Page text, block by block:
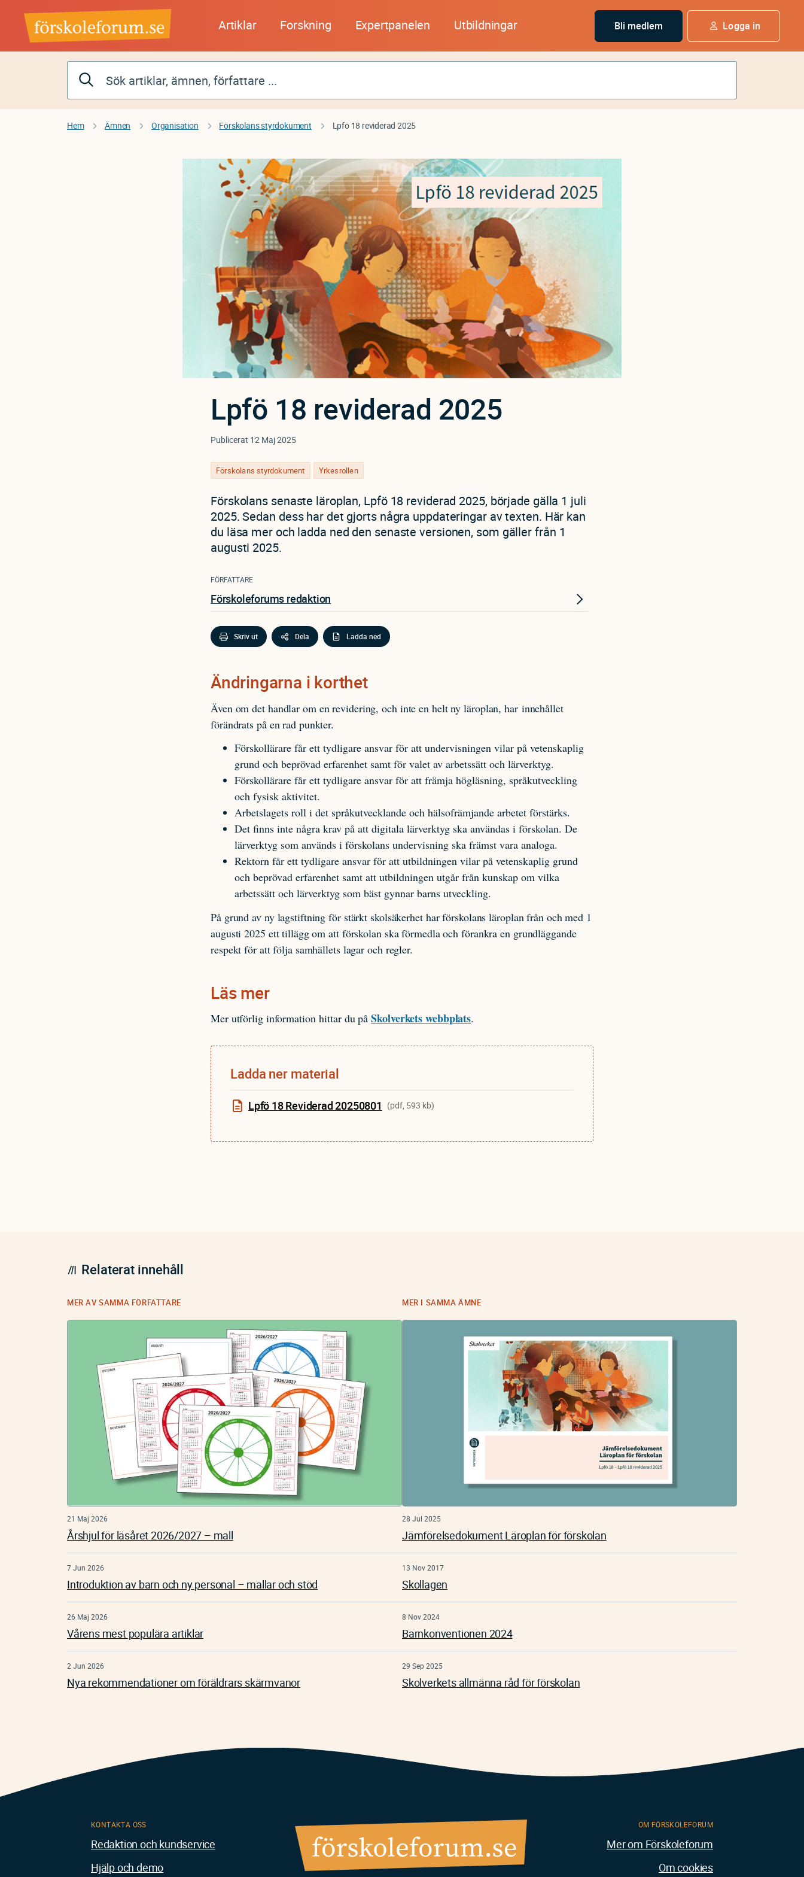
huvudinnehåll
Artiklar Forskning Expertpanelen Utbildningar Bli medlem Logga in
Hem Ämnen Organisation Förskolans styrdokument Lpfö 18 reviderad 2025
Lpfö 18 reviderad 2025
Publicerat 12 Maj 2025
Förskolans styrdokument Yrkesrollen
Förskolans senaste läroplan, Lpfö 18 reviderad 2025, började gälla 1 juli
2025. Sedan dess har det gjorts några uppdateringar av texten. Här kan
du läsa mer och ladda ned den senaste versionen, som gäller från 1
augusti 2025.
FÖRFATTARE
Förskoleforums redaktion
Skriv ut Dela Ladda ned
Ändringarna i korthet
Även om det handlar om en revidering, och inte en helt ny läroplan, har innehållet
förändrats på en rad punkter.
Förskollärare får ett tydligare ansvar för att undervisningen vilar på vetenskaplig
grund och beprövad erfarenhet samt för valet av arbetssätt och lärverktyg.
Förskollärare får ett tydligare ansvar för att främja högläsning, språkutveckling
och fysisk aktivitet.
Arbetslagets roll i det språkutvecklande och hälsofrämjande arbetet förstärks.
Det finns inte några krav på att digitala lärverktyg ska användas i förskolan. De
lärverktyg som används i förskolans undervisning ska främst vara analoga.
Rektorn får ett tydligare ansvar för att utbildningen vilar på vetenskaplig grund
och beprövad erfarenhet samt att utbildningen utgår från kunskap om vilka
arbetssätt och lärverktyg som bäst gynnar barns utveckling.
På grund av ny lagstiftning för stärkt skolsäkerhet har förskolans läroplan från och med 1
augusti 2025 ett tillägg om att förskolan ska förmedla och förankra en grundläggande
respekt för att följa samhällets lagar och regler.
Läs mer
Mer utförlig information hittar du påSkolverkets webbplats.
Ladda ner material
Lpfö 18 Reviderad 20250801 (pdf, 593 kb)
Relaterat innehåll
MER AV SAMMA FÖRFATTARE
21 Maj 2026
Årshjul för läsåret 2026/2027 – mall
7 Jun 2026
Introduktion av barn och ny personal – mallar och stöd
26 Maj 2026
Vårens mest populära artiklar
2 Jun 2026
Nya rekommendationer om föräldrars skärmvanor
MER I SAMMA ÄMNE
28 Jul 2025
Jämförelsedokument Läroplan för förskolan
13 Nov 2017
Skollagen
8 Nov 2024
Barnkonventionen 2024
29 Sep 2025
Skolverkets allmänna råd för förskolan
KONTAKTA OSS
Redaktion och kundservice
Hjälp och demo
OM FÖRSKOLEFORUM
Mer om Förskoleforum
Om cookies